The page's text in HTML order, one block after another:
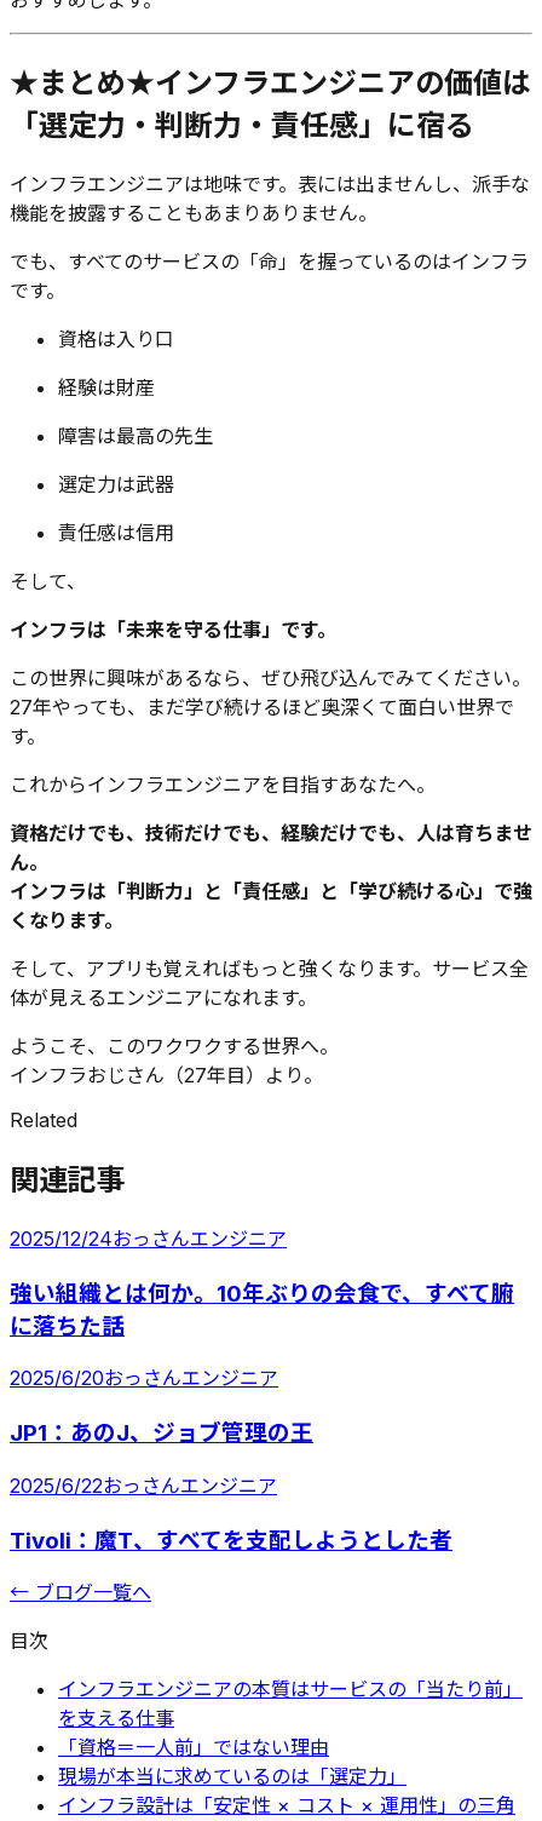
★まとめ★インフラエンジニアの価値は
「選定力・判断力・責任感」に宿る
インフラエンジニアは地味です。表には出ませんし、派手な
機能を披露することもあまりありません。
でも、すべてのサービスの「命」を握っているのはインフラ
です。
資格は入り口
経験は財産
障害は最高の先生
選定力は武器
責任感は信用
そして、
インフラは「未来を守る仕事」です。
この世界に興味があるなら、ぜひ飛び込んでみてください。
27年やっても、まだ学び続けるほど奥深くて面白い世界で
す。
これからインフラエンジニアを目指すあなたへ。
資格だけでも、技術だけでも、経験だけでも、人は育ちませ
ん。
インフラは「判断力」と「責任感」と「学び続ける心」で強
くなります。
そして、アプリも覚えればもっと強くなります。サービス全
体が見えるエンジニアになれます。
ようこそ、このワクワクする世界へ。
インフラおじさん（27年目）より。
Related
関連記事
2025/12/24おっさんエンジニア
強い組織とは何か。10年ぶりの会食で、すべて腑
に落ちた話
2025/6/20おっさんエンジニア
JP1：あのJ、ジョブ管理の王
2025/6/22おっさんエンジニア
Tivoli：魔T、すべてを支配しようとした者
← ブログ一覧へ
目次
インフラエンジニアの本質はサービスの「当たり前」
を支える仕事
「資格＝一人前」ではない理由
現場が本当に求めているのは「選定力」
インフラ設計は「安定性 × コスト × 運用性」の三角